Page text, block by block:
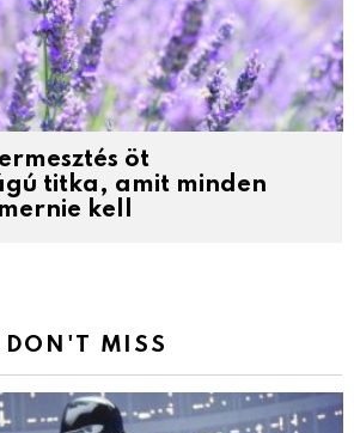
öt
titka, amit minden
kell
DON'T MISS